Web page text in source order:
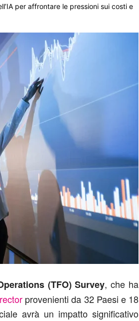
per affrontare le pressioni sui costi e
(TFO) Survey, che ha
provenienti da 32 Paesi e 18
avrà un impatto significativo